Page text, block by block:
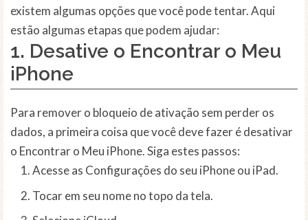
existem algumas opções que você pode tentar. Aqui
estão algumas etapas que podem ajudar:
1. Desative o Encontrar o Meu
iPhone
Para remover o bloqueio de ativação sem perder os
dados, a primeira coisa que você deve fazer é desativar
o Encontrar o Meu iPhone. Siga estes passos:
Acesse as Configurações do seu iPhone ou iPad.
Tocar em seu nome no topo da tela.